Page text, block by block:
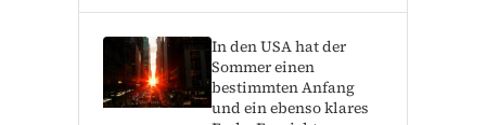
In den USA hat der
Sommer einen
bestimmten Anfang
und ein ebenso klares